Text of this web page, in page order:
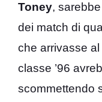
Toney,
dei match di
che arrivasse al
classe ’96
scommettendo